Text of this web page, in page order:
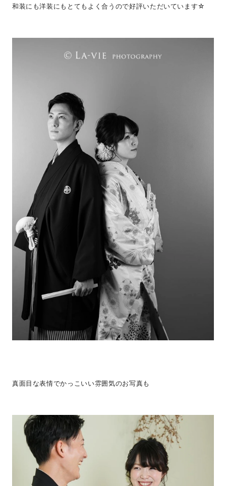
和装にも洋装にもとてもよく合うので好評いただいています☆
真面目な表情でかっこいい雰囲気のお写真も